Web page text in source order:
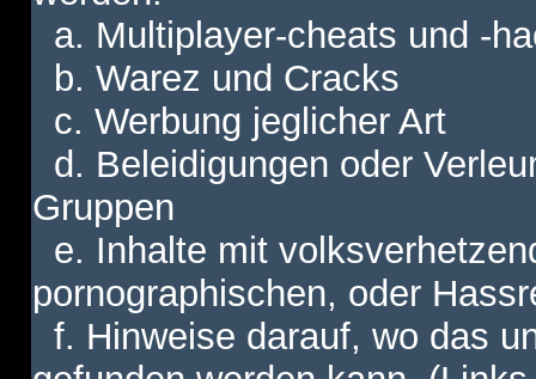
a. Multiplayer-cheats und -
b. Warez und Cracks
c. Werbung jeglicher Art
d. Beleidigungen oder
Gruppen
e. Inhalte mit
pornographischen, oder
f. Hinweise darauf, wo das